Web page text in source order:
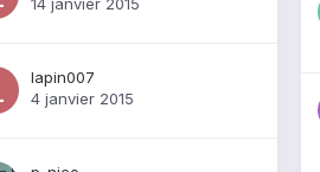
lapin007
4 janvier 2015